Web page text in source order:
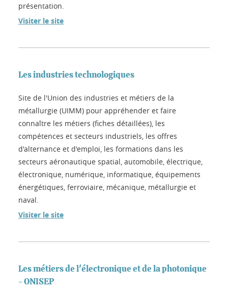
présentation.
Visiter le site
Les industries technologiques
Site de l'Union des industries et métiers de la
métallurgie (UIMM) pour appréhender et faire
connaître les métiers (fiches détaillées), les
compétences et secteurs industriels, les offres
d'alternance et d'emploi, les formations dans les
secteurs aéronautique spatial, automobile, électrique,
électronique, numérique, informatique, équipements
énergétiques, ferroviaire, mécanique, métallurgie et
naval.
Visiter le site
Les métiers de l'électronique et de la photonique
- ONISEP